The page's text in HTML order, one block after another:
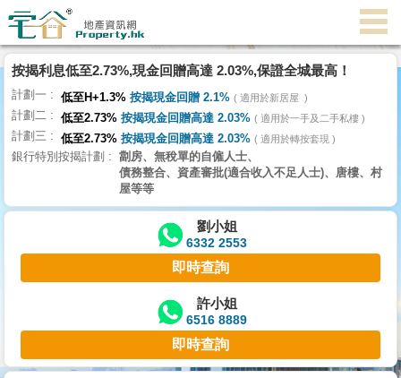
理
主
頁
搵
樓/
交
業
主
宅
按揭利息低至2.73%,現金回贈高達 2.03%,保證全城最高！
計劃一 低至H+1.3% 按揭現金回贈 2.1% 適用於新居屋
計劃二 低至2.73% 按揭現金回贈高達 2.03% 適用於一手及二手私樓
計劃三 低至2.73% 按揭現金回贈高達 2.03% 適用於轉按套現
銀行特別按揭計劃
劏房、無稅單的自僱人士、
債務整合、資產審批(適合收入不足人士)、唐樓、村
屋等等
劉小姐
6332 2553
即時查詢
許小姐
6516 8889
即時查詢